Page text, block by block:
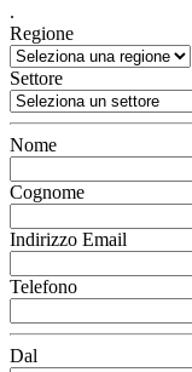
.
Regione
Settore
Nome
Cognome
Indirizzo Email
Telefono
Dal